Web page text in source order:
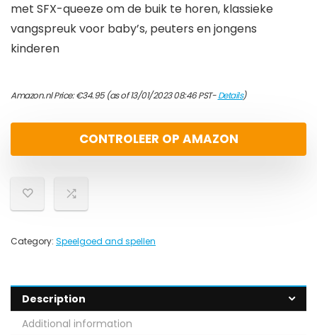
met SFX-queeze om de buik te horen, klassieke
vangspreuk voor baby’s, peuters en jongens
kinderen
Amazon.nl Price:€34.95(as of 13/01/2023 08:46 PST-Details)
CONTROLEER OP AMAZON
Category: Speelgoed and spellen
Description
Additional information